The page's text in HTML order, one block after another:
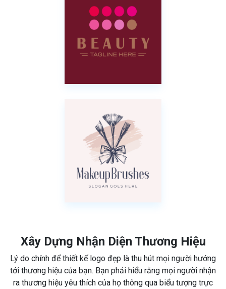
Xây Dựng Nhận Diện Thương Hiệu
Lý do chính để thiết kế logo đẹp là thu hút mọi người hướng
tới thương hiệu của bạn. Bạn phải hiểu rằng mọi người nhận
ra thương hiệu yêu thích của họ thông qua biểu tượng trực